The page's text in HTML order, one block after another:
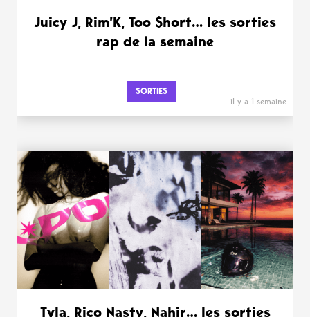
Juicy J, Rim’K, Too $hort… les sorties
rap de la semaine
SORTIES
il y a 1 semaine
Tyla, Rico Nasty, Nahir… les sorties